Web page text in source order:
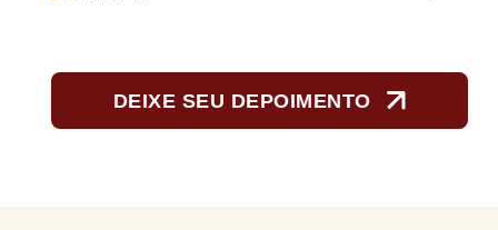
DEIXE SEU DEPOIMENTO